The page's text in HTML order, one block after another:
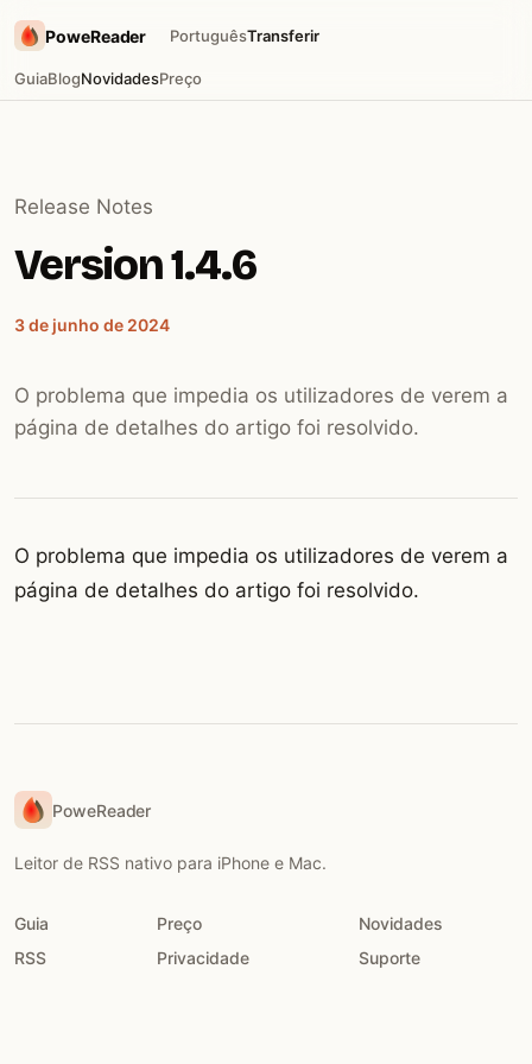
PoweReader
GuiaBlogNovidadesPreço
PortuguêsTransferir
Release Notes
Version 1.4.6
3 de junho de 2024
O problema que impedia os utilizadores de verem a
página de detalhes do artigo foi resolvido.
O problema que impedia os utilizadores de verem a
página de detalhes do artigo foi resolvido.
PoweReader
Leitor de RSS nativo para iPhone e Mac.
Guia Preço
Novidades
RSS
Privacidade Suporte